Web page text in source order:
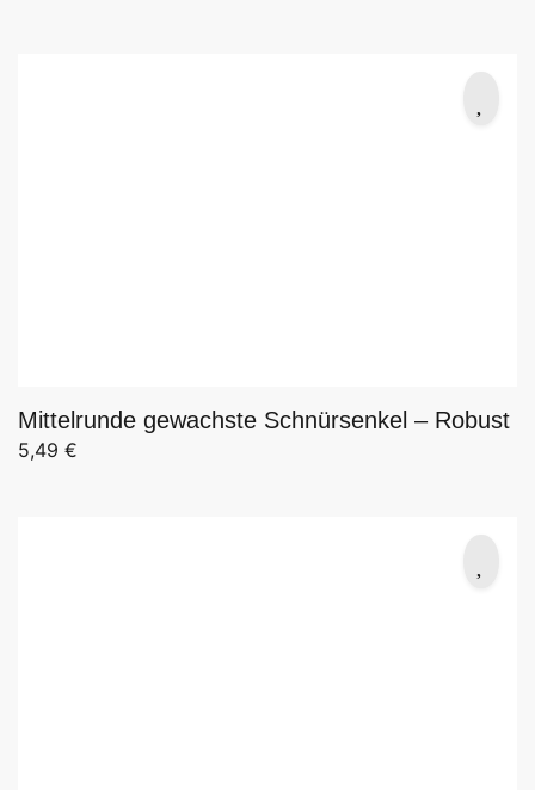
Mittelrunde gewachste Schnürsenkel – Robust
5,49 €